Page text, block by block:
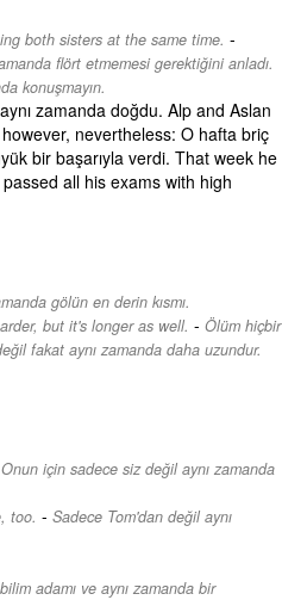
both sisters at the same time. -
flört etmemesi gerektiğini anladı.
konuşmayın.
zamanda doğdu. Alp and Aslan
nevertheless: O hafta briç
bir başarıyla verdi. That week he
all his exams with high
gölün en derin kısmı.
but it's longer as well. - Ölüm hiçbir
fakat aynı zamanda daha uzundur.
Onun için sadece siz değil aynı zamanda
too. - Sadece Tom'dan değil aynı
adamı ve aynı zamanda bir